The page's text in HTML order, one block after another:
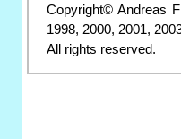
Copyright© Andreas
1998, 2000, 2001,
All rights reserved.